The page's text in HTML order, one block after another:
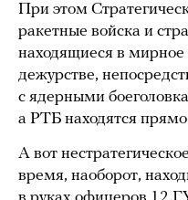
При этом
ракетные войска и
находящиеся в
дежурстве,
с ядерными
а РТБ находятся
А вот
время, наоборот,